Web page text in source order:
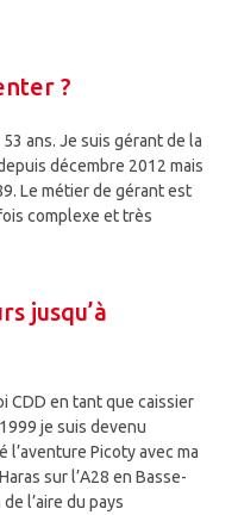
?
ans. Je suis gérant de la
décembre 2012 mais
Le métier de gérant est
complexe et très
jusqu’à
CDD en tant que caissier
je suis devenu
Picoty avec ma
sur l’A28 en Basse-
l’aire du pays